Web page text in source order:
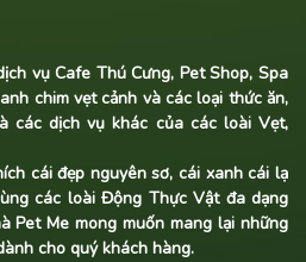
vụ Cafe Thú Cưng, Pet Shop, Spa
chim vẹt cảnh và các loại thức ăn,
các dịch vụ khác của các loài Vẹt,
cái đẹp nguyên sơ, cái xanh cái lạ
các loài Động Thực Vật đa dạng
Pet Me mong muốn mang lại những
cho quý khách hàng.